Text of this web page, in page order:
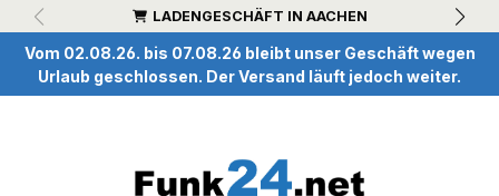
springen LADENGESCHÄFT IN AACHEN
Vom 02.08.26. bis 07.08.26 bleibt unser Geschäft wegen
Urlaub geschlossen. Der Versand läuft jedoch weiter.